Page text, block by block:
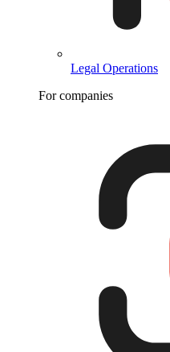
Legal Operations
For companies